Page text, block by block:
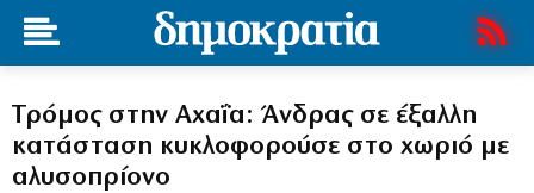
Τρόμος στην Αχαΐα: Άνδρας σε έξαλλη
κατάσταση κυκλοφορούσε στο χωριό με
αλυσοπρίονο